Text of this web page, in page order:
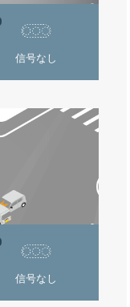
信号なし
信号なし